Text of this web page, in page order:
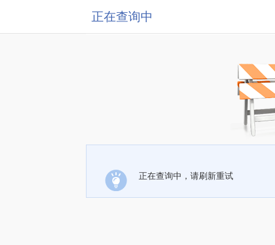
正在查询中
正在查询中，请刷新重试